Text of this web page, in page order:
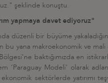
şeklinde konuştu.
yapmaya davet ediyoruz"
düzenli bir büyüme
bu yana makroekonomik ve
baktığımızda en
Modeli' olarak
sektörlerde